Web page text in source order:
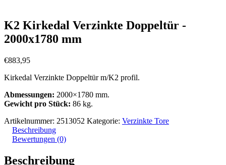
K2 Kirkedal Verzinkte Doppeltür -
2000x1780 mm
€883,95
Kirkedal Verzinkte Doppeltür m/K2 profil.
Abmessungen: 2000×1780 mm.
Gewicht pro Stück: 86 kg.
Artikelnummer: 2513052 Kategorie: Verzinkte Tore
Beschreibung
Bewertungen (0)
Beschreibung